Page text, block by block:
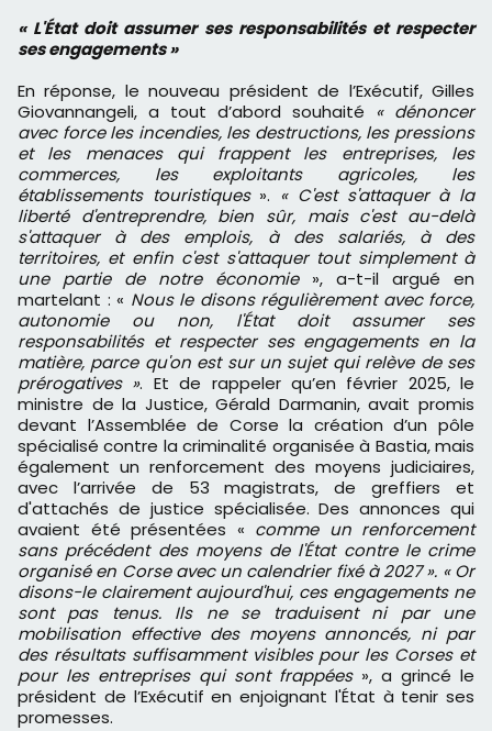
« L'État doit assumer ses responsabilités et respecter
ses engagements »
En réponse, le nouveau président de l’Exécutif, Gilles
Giovannangeli, a tout d’abord souhaité « dénoncer
avec force les incendies, les destructions, les pressions
et les menaces qui frappent les entreprises, les
commerces, les exploitants agricoles, les
établissements touristiques ». « C'est s'attaquer à la
liberté d'entreprendre, bien sûr, mais c'est au-delà
s'attaquer à des emplois, à des salariés, à des
territoires, et enfin c'est s'attaquer tout simplement à
une partie de notre économie», a-t-il argué en
martelant : « Nous le disons régulièrement avec force,
autonomie ou non, l'État doit assumer ses
responsabilités et respecter ses engagements en la
matière, parce qu'on est sur un sujet qui relève de ses
prérogatives ». Et de rappeler qu’en février 2025, le
ministre de la Justice, Gérald Darmanin, avait promis
devant l’Assemblée de Corse la création d’un pôle
spécialisé contre la criminalité organisée à Bastia, mais
également un renforcement des moyens judiciaires,
avec l’arrivée de 53 magistrats, de greffiers et
d'attachés de justice spécialisée. Des annonces qui
avaient été présentées « comme un renforcement
sans précédent des moyens de l'État contre le crime
organisé en Corse avec un calendrier fixé à 2027 ». « Or
disons-le clairement aujourd'hui, ces engagements ne
sont pas tenus. Ils ne se traduisent ni par une
mobilisation effective des moyens annoncés, ni par
des résultats suffisamment visibles pour les Corses et
pour les entreprises qui sont frappées», a grincé le
président de l’Exécutif en enjoignant l'État à tenir ses
promesses.